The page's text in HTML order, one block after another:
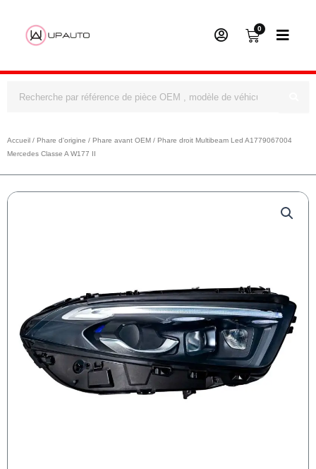
0
Panier
Accueil / Phare d'origine / Phare avant OEM / Phare droit Multibeam Led A1779067004
Mercedes Classe A W177 II